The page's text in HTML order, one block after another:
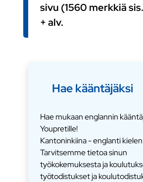
sivu (1560 merkkiä
+ alv.
Hae kääntäjäksi
Hae mukaan englannin
Youpretille!
Kantoninkiina - englanti
Tarvitsemme tietoa sinun
työkokemuksesta ja
työtodistukset ja